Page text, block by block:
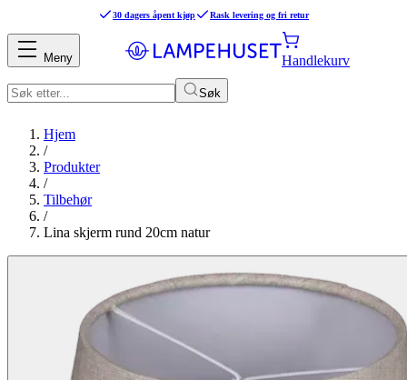
30 dagers åpent kjøp Rask levering og fri retur
Søk
Handlekurv
Meny
Hjem
/
Produkter
/
Tilbehør
/
Lina skjerm rund 20cm natur